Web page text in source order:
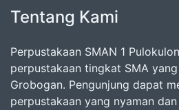
Tentang Kami
Perpustakaan SMAN 1
perpustakaan tingkat SMA
Grobogan. Pengunjung dapat
perpustakaan yang nyaman